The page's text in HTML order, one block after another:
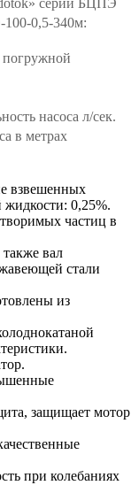
0,5-340м:
насоса л/сек.
в метрах
взвешенных
жидкости: 0,25%.
частиц в
вал
стали
из
защищает мотор
при колебаниях